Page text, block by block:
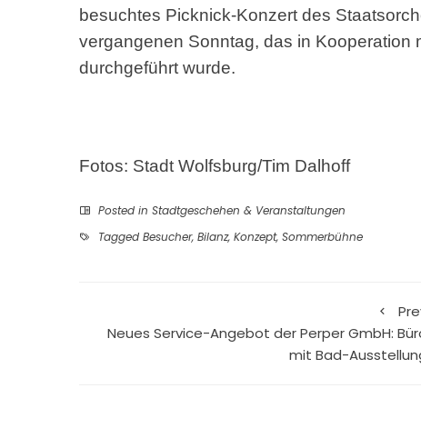
besuchtes Picknick-Konzert des
vergangenen Sonntag, das in
durchgeführt wurde.
Fotos: Stadt Wolfsburg/Tim Dalhoff
Posted in Stadtgeschehen & Veranstaltungen
Tagged Besucher, Bilanz, Konzept, Sommerbühne
Neues Service-Angebot der Perper GmbH:
mit Bad-